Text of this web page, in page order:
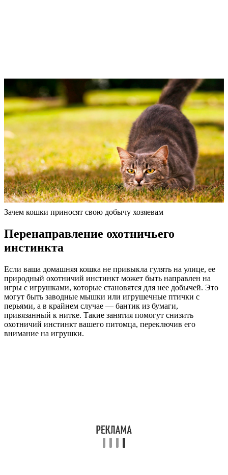
Зачем кошки приносят свою добычу хозяевам
Перенаправление охотничьего
инстинкта
Если ваша домашняя кошка не привыкла гулять на улице, ее
природный охотничий инстинкт может быть направлен на
игры с игрушками, которые становятся для нее добычей. Это
могут быть заводные мышки или игрушечные птички с
перьями, а в крайнем случае — бантик из бумаги,
привязанный к нитке. Такие занятия помогут снизить
охотничий инстинкт вашего питомца, переключив его
внимание на игрушки.